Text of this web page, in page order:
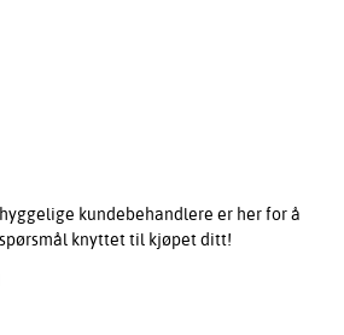
kundebehandlere er her for å
knyttet til kjøpet ditt!